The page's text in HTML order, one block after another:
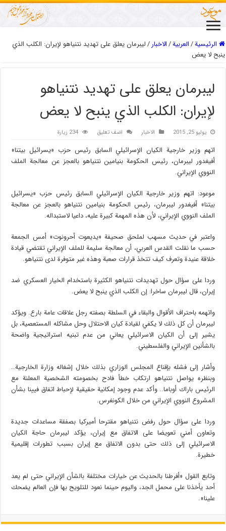
الرئيسية/العربیة/الاخبار/ليبرمان يعلق على تهديد نتنياهو لإيران: الكلب الذي
ينبح لا يعض
ليبرمان يعلق على تهديد نتنياهو
لإيران: الكلب الذي ينبح لا يعض
يوليو 25, 2015 الاخبار اضف تعليق 234 زيارة
اتهم وزير خارجية الكيان الإسرائيلي السابق رئيس حزب «يسرائيل بيتنا»
أفيغدور ليبرمان، رئيس الحكومة بنيامين نتنياهو بالعجز عن معالجة الملف
النووي الإيراني.
موعود: اتهم وزير خارجية الكيان الإسرائيلي السابق رئيس حزب «يسرائيل
بيتنا» أفيغدور ليبرمان، رئيس الحكومة بنيامين نتنياهو بالعجز عن معالجة
الملف النووي الإيراني، لأن هذه المهمة كبيرة عليه، داعيا لاستبداله.
واعتبر في حديث مسهب لملحق صحيفة «يديعوت أحرونوت» أمس الجمعة
حسب ما نقلت القدس العربي، أن معالجة سليمة للملف الإيراني تقتضي قيادة
خلاقة عنيدة وتعرف كيف تتخذ قرارات صعبة وهذه غير متوفرة لدى نتنياهو.
وردا على سؤال حول تهديدات نتنياهو الكثيرة باستخدام الخيار العسكري ضد
إيران، قال ليبرمان ساخرا: إن الكلب الذي ينبح لا يعض.
واتهمه باحتراف الأقوال والبقاء في السلطة بصفته رجل علاقات عامة بارع. ويؤكد
ليبرمان أن كل ذلك لا يكفي لقيادة كيان الاحتلال وحل مشاكله المستعصية، بل
يشير إلى أن الكيان الاسرائيلي يعاني من عدم تبنيه استراتيجية واضحة
بالشأنين الإيراني والفلسطيني.
وأشار إلى فشله بإقناع المجلس الوزاري بذلك خلال إشغاله وزارة الخارجية..
وبنظره يواصل نتنياهو ارتكاب خطأ فادح بخصومته الشخصية المعلنة مع
الرئيس باراك أوباما.. وأكد عدم وجود إمكانية حقيقية لإحباط اتفاق فيينا بشأن
المشروع النووي الإيراني من خلال الكونغرس.
وردا على سؤال حول رفض نتنياهو مقترحا أميركيا بصفقة مساعدات جديدة
وتعاون أمني تعويضا على الاتفاق مع إيران، يؤكد ليبرمان حاجة الكيان
الاسرائيلي إلى ذلك حتى بدون الاتفاق مع إيران بسبب تطورات إقليمية
خطيرة.
وتابع القول «أفرطنا بالحديث عن خيارات مختلفة بالشأن الإيراني حتى لم يعد
أحد يأخذنا على محمل الجد، واليوم حينما نعود للتلويح بها فإن العالم يضحك
علينا».